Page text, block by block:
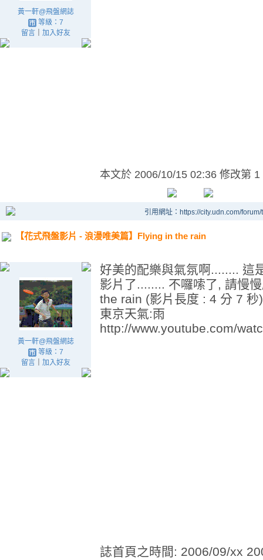
黃一軒@飛盤網誌
等級：7
留言｜ 加入好友
本文於 2006/10/15 02:36 修改第 1
引用網址：https://city.udn.com/
【花式飛盤影片 - 浪漫唯美篇】Flying in the rain
黃一軒@飛盤網誌
等級：7
留言｜ 加入好友
好美的配樂與氣氛啊........ 這
影片了........ 不囉嗦了, 請慢
the rain (影片長度 : 4 分 7
東京天氣:雨
http://www.youtube.com/
誌首頁之時間: 2006/09/xx